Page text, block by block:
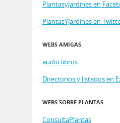
PlantasyJardines en
PlantasYJardines en
WEBS AMIGAS
audio libros
Directorios y listados en
WEBS SOBRE PLANTAS
ConsultaPlantas